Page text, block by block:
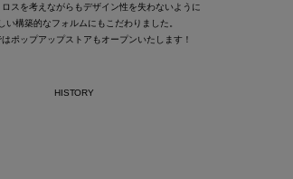
ロスを考えながらもデザイン性を失わないように
い構築的なフォルムにもこだわりました。
ポップアップストアもオープンいたします！
HISTORY